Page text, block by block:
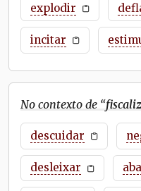
explodir
incitar
No contexto de “
descuidar
desleixar